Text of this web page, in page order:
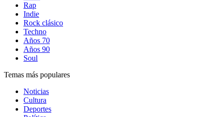
Rap
Indie
Rock clásico
Techno
Años 70
Años 90
Soul
Temas más populares
Noticias
Cultura
Deportes